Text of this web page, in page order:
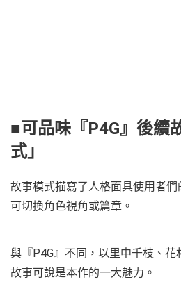
■可品味『P4G』後續
式」
故事模式描寫了人格面具使用者
可切換角色視角或篇章。
與『P4G』不同，以里中千枝、
故事可說是本作的一大魅力。